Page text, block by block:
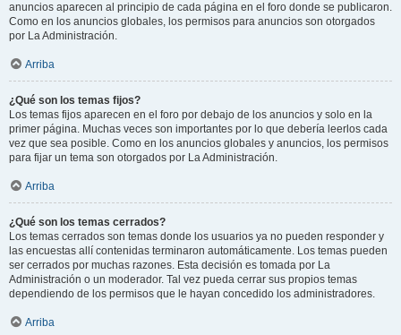
anuncios aparecen al principio de cada página en el foro donde se publicaron.
Como en los anuncios globales, los permisos para anuncios son otorgados
por La Administración.
Arriba
¿Qué son los temas fijos?
Los temas fijos aparecen en el foro por debajo de los anuncios y solo en la
primer página. Muchas veces son importantes por lo que debería leerlos cada
vez que sea posible. Como en los anuncios globales y anuncios, los permisos
para fijar un tema son otorgados por La Administración.
Arriba
¿Qué son los temas cerrados?
Los temas cerrados son temas donde los usuarios ya no pueden responder y
las encuestas allí contenidas terminaron automáticamente. Los temas pueden
ser cerrados por muchas razones. Esta decisión es tomada por La
Administración o un moderador. Tal vez pueda cerrar sus propios temas
dependiendo de los permisos que le hayan concedido los administradores.
Arriba